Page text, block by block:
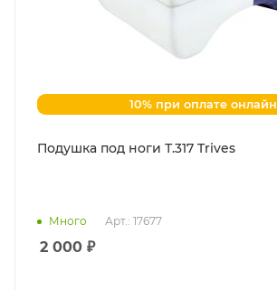
10% при оплате онлайн
Подушка под ноги Т.317 Trives
Много Арт.: 17677
2 000 ₽